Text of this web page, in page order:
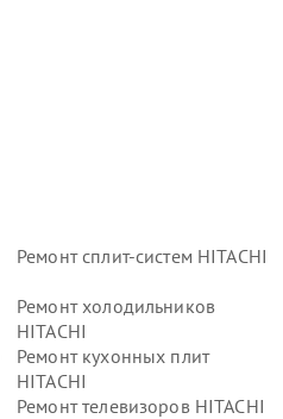
Ремонт сплит-систем HITACHI
Ремонт холодильников
HITACHI
Ремонт кухонных плит
HITACHI
Ремонт телевизоров HITACHI